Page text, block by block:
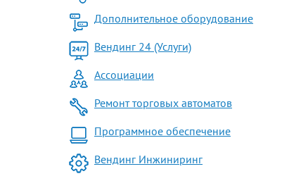
Дополнительное оборудование
Вендинг 24 (Услуги)
Ассоциации
Ремонт торговых автоматов
Программное обеспечение
Вендинг Инжиниринг